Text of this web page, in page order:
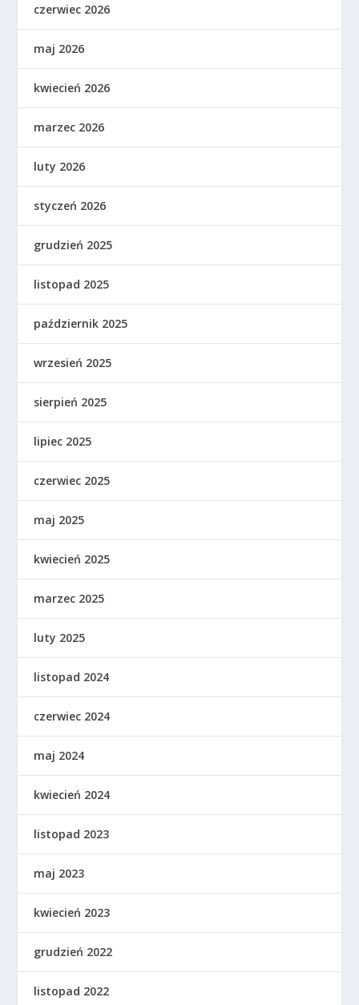
czerwiec 2026
maj 2026
kwiecień 2026
marzec 2026
luty 2026
styczeń 2026
grudzień 2025
listopad 2025
październik 2025
wrzesień 2025
sierpień 2025
lipiec 2025
czerwiec 2025
maj 2025
kwiecień 2025
marzec 2025
luty 2025
listopad 2024
czerwiec 2024
maj 2024
kwiecień 2024
listopad 2023
maj 2023
kwiecień 2023
grudzień 2022
listopad 2022